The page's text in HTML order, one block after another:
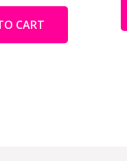
CART